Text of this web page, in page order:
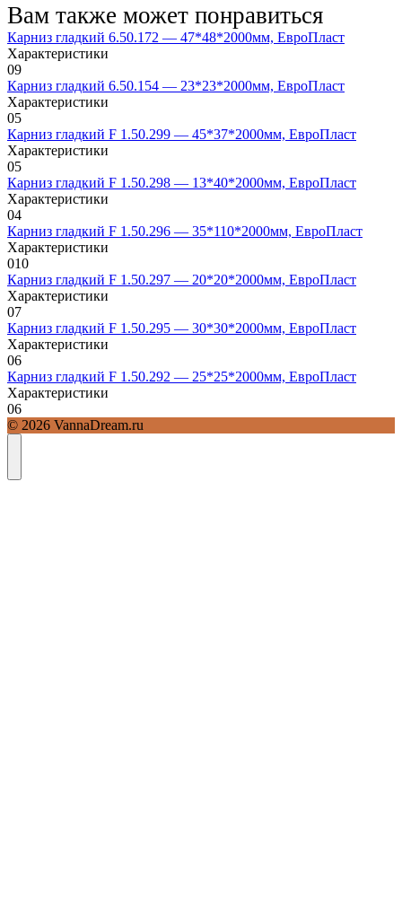
Вам также может понравиться
Карниз гладкий 6.50.172 — 47*48*2000мм, ЕвроПласт
Характеристики
09
Карниз гладкий 6.50.154 — 23*23*2000мм, ЕвроПласт
Характеристики
05
Карниз гладкий F 1.50.299 — 45*37*2000мм, ЕвроПласт
Характеристики
05
Карниз гладкий F 1.50.298 — 13*40*2000мм, ЕвроПласт
Характеристики
04
Карниз гладкий F 1.50.296 — 35*110*2000мм, ЕвроПласт
Характеристики
010
Карниз гладкий F 1.50.297 — 20*20*2000мм, ЕвроПласт
Характеристики
07
Карниз гладкий F 1.50.295 — 30*30*2000мм, ЕвроПласт
Характеристики
06
Карниз гладкий F 1.50.292 — 25*25*2000мм, ЕвроПласт
Характеристики
06
© 2026 VannaDream.ru